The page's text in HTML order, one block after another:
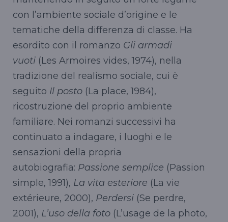
con l’ambiente sociale d’origine e le
tematiche della differenza di classe. Ha
esordito con il romanzo Gli armadi
vuoti (Les Armoires vides, 1974), nella
tradizione del realismo sociale, cui è
seguito Il posto (La place, 1984),
ricostruzione del proprio ambiente
familiare. Nei romanzi successivi ha
continuato a indagare, i luoghi e le
sensazioni della propria
autobiografia: Passione semplice (Passion
simple, 1991), La vita esteriore (La vie
extérieure, 2000), Perdersi (Se perdre,
2001), L’uso della foto (L’usage de la photo,